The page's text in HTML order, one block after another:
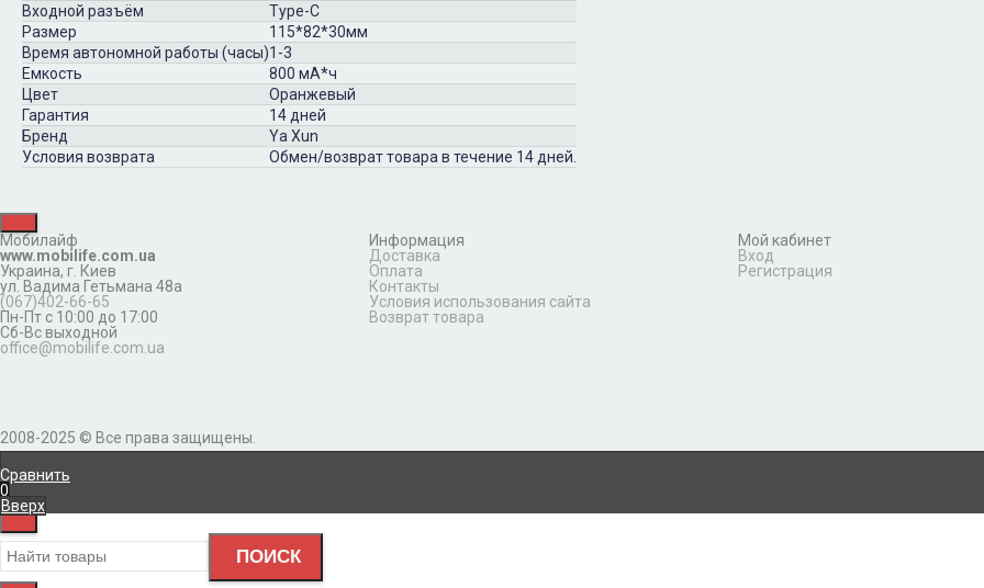
Входной разъём
Type-C
Размер
115*82*30мм
Время автономной работы (часы)1-3
Емкость
800 мА*ч
Цвет
Оранжевый
Гарантия
14 дней
Бренд
Ya Xun
Условия возврата
Обмен/возврат товара в течение 14 дней.
Мобилайф
www.mobilife.com.ua
Украина, г. Киев
ул. Вадима Гетьмана 48а
(067)402-66-65
Пн-Пт с 10:00 до 17:00
Сб-Вс выходной
office@mobilife.com.ua
Информация
Доставка
Оплата
Контакты
Условия использования сайта
Возврат товара
Мой кабинет
Вход
Регистрация
2008-2025 © Все права защищены.
Сравнить
0
Вверх
ПОИСК